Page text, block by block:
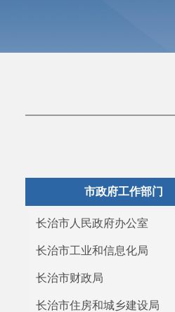
市政府工作部门
长治市人民政府办公室
长治市工业和信息化局
长治市财政局
长治市住房和城乡建设局